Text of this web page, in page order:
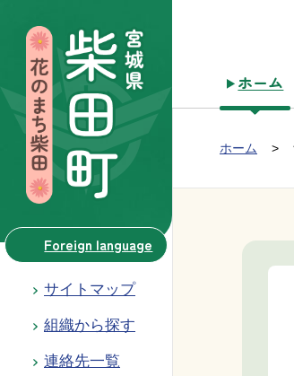
Foreign language
サイトマップ
組織から探す
連絡先一覧
Group
ホーム
現在位置：
ホーム